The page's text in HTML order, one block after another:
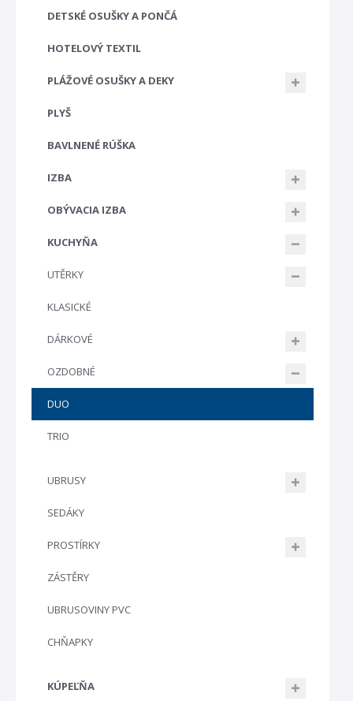
DETSKÉ OSUŠKY A PONČÁ
HOTELOVÝ TEXTIL
PLÁŽOVÉ OSUŠKY A DEKY
PLYŠ
BAVLNENÉ RÚŠKA
IZBA
OBÝVACIA IZBA
KUCHYŇA
UTĚRKY
KLASICKÉ
DÁRKOVÉ
OZDOBNÉ
DUO
TRIO
UBRUSY
SEDÁKY
PROSTÍRKY
ZÁSTĚRY
UBRUSOVINY PVC
CHŇAPKY
KÚPEĽŇA